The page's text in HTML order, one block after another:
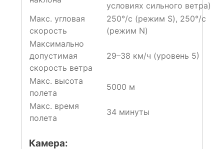
условиях сильного ветра)
Макс. угловая
скорость
250°/с (режим S), 250°/с
(режим N)
Максимально
допустимая
скорость ветра
29–38 км/ч (уровень 5)
Макс. высота
полета
5000 м
Макс. время
полета
34 минуты
Камера: